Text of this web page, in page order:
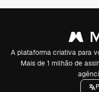
A plataforma criativa para
Mais de 1 milhão de